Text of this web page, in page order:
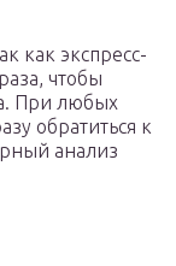
как экспресс-
чтобы
При любых
обратиться к
анализ